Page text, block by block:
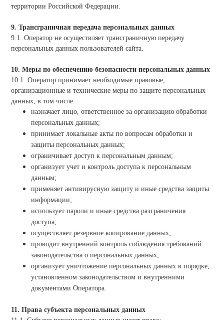
территории Российской Федерации.
9. Трансграничная передача персональных данных
9.1. Оператор не осуществляет трансграничную передачу
персональных данных пользователей сайта.
10. Меры по обеспечению безопасности персональных данных
10.1. Оператор принимает необходимые правовые,
организационные и технические меры по защите персональных
данных, в том числе:
назначает лицо, ответственное за организацию обработки
персональных данных;
принимает локальные акты по вопросам обработки и
защиты персональных данных;
ограничивает доступ к персональным данным;
организует учет и контроль доступа к персональным
данным;
применяет антивирусную защиту и иные средства защиты
информации;
использует пароли и иные средства разграничения
доступа;
осуществляет резервное копирование данных;
проводит внутренний контроль соблюдения требований
законодательства о персональных данных;
организует уничтожение персональных данных в порядке,
установленном законодательством и внутренними
документами Оператора.
11. Права субъекта персональных данных